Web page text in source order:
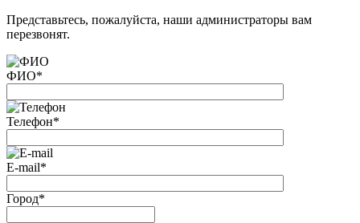
Представьтесь, пожалуйста, наши администраторы вам
перезвонят.
ФИО*
Телефон*
E-mail*
Город*